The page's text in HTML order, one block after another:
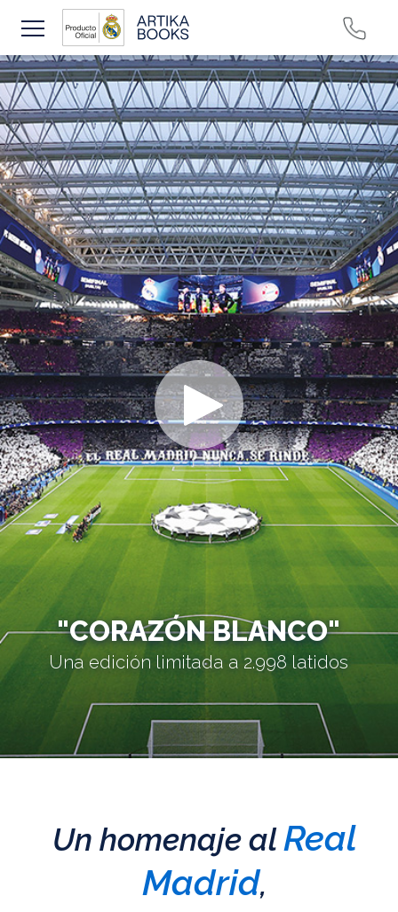
"CORAZÓN BLANCO"
Una edición limitada a 2.998 latidos
Un homenaje alReal
Madrid,